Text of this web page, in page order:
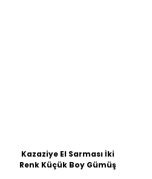
Kazaziye El Sarması İki
Renk Küçük Boy Gümüş